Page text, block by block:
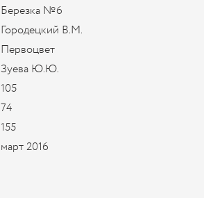
Березка №6
Городецкий В.М.
Первоцвет
Зуева Ю.Ю.
105
74
155
март 2016